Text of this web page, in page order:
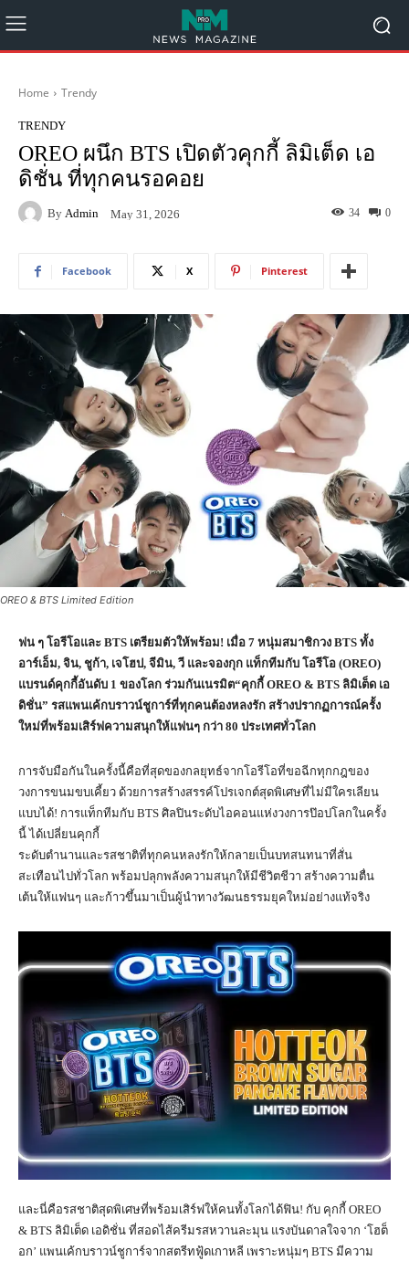
Home Trendy
TRENDY
OREO ผนึก BTS เปิดตัวคุกกี้ ลิมิเต็ด เอ
ดิชั่น ที่ทุกคนรอคอย
By Admin May 31, 2026 0
34
Facebook X Pinterest
OREO & BTS Limited Edition
ฟน ๆ โอรีโอและ BTS เตรียมตัวให้พร้อม! เมื่อ 7 หนุ่มสมาชิกวง BTS ทั้ง
อาร์เอ็ม, จิน, ชูก้า, เจโฮป, จีมิน, วี และจองกุก แท็กทีมกับ โอรีโอ (OREO)
แบรนด์คุกกี้อันดับ 1 ของโลก ร่วมกันเนรมิต“คุกกี้ OREO & BTS ลิมิเต็ด เอ
ดิชั่น” รสแพนเค้กบราวน์ชูการ์ที่ทุกคนต้องหลงรัก สร้างปรากฏการณ์ครั้ง
ใหม่ที่พร้อมเสิร์ฟความสนุกให้แฟนๆ กว่า 80 ประเทศทั่วโลก
การจับมือกันในครั้งนี้คือที่สุดของกลยุทธ์จากโอรีโอที่ขอฉีกทุกกฎของ
วงการขนมขบเคี้ยว ด้วยการสร้างสรรค์โปรเจกต์สุดพิเศษที่ไม่มีใครเลียน
แบบได้! การแท็กทีมกับ BTS ศิลปินระดับไอคอนแห่งวงการป๊อปโลกในครั้ง
นี้ ได้เปลี่ยนคุกกี้
ระดับตำนานและรสชาติที่ทุกคนหลงรักให้กลายเป็นบทสนทนาที่สั่น
สะเทือนไปทั่วโลก พร้อมปลุกพลังความสนุกให้มีชีวิตชีวา สร้างความตื่น
เต้นให้แฟนๆ และก้าวขึ้นมาเป็นผู้นำทางวัฒนธรรมยุคใหม่อย่างแท้จริง
และนี่คือรสชาติสุดพิเศษที่พร้อมเสิร์ฟให้คนทั้งโลกได้ฟิน! กับ คุกกี้ OREO
& BTS ลิมิเต็ด เอดิชั่น ที่สอดไส้ครีมรสหวานละมุน แรงบันดาลใจจาก ‘โฮต็
อก’ แพนเค้กบราวน์ชูการ์จากสตรีทฟู้ดเกาหลี เพราะหนุ่มๆ BTS มีความ